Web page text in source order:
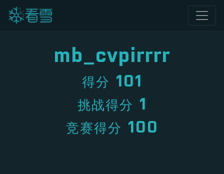
mb_cvpirrrr
得分 101
挑战得分 1
竞赛得分 100